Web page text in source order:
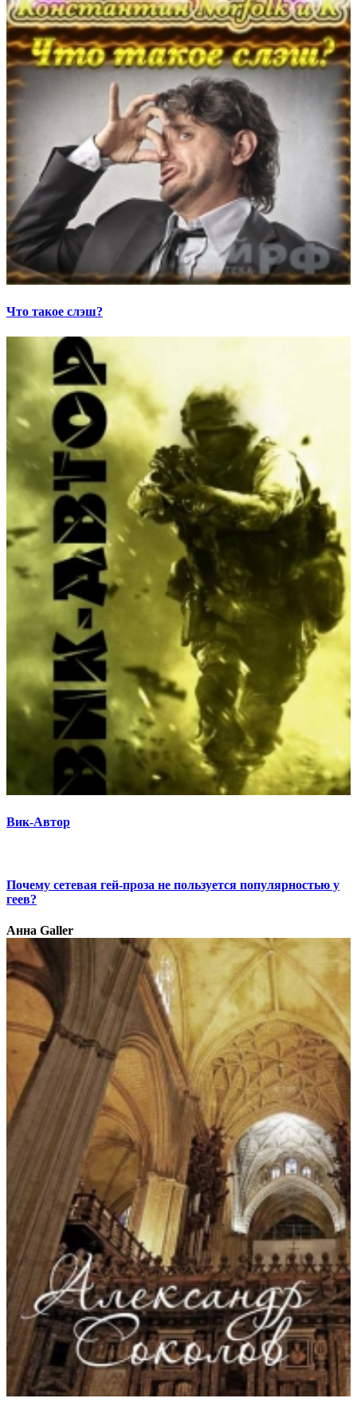
Что такое слэш?
Вик-Автор
Почему сетевая гей-проза не пользуется популярностью у
геев?
Анна Galler